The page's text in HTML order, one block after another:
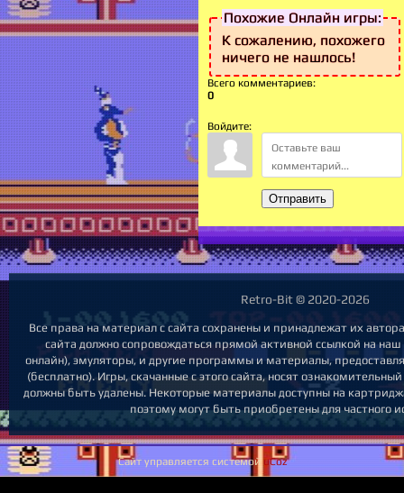
Похожие Онлайн игры:
К сожалению, похожего
ничего не нашлось!
Всего комментариев:
0
Войдите:
Отправить
Retro-Bit © 2020-2026
Все права на материал с сайта сохранены и принадлежат их
сайта должно сопровождаться прямой активной ссылкой на
онлайн), эмуляторы, и другие программы и материалы,
(бесплатно). Игры, скачанные с этого сайта, носят
должны быть удалены. Некоторые материалы доступны на
поэтому могут быть приобретены для частного
Сайт управляется системой uCoz